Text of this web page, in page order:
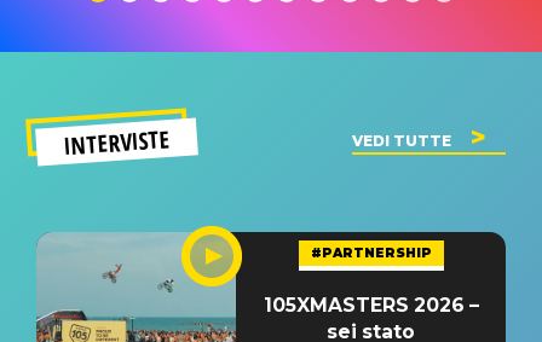
INTERVISTE VEDI TUTTE
#PARTNERSHIP
105XMASTERS 2026 –
sei stato